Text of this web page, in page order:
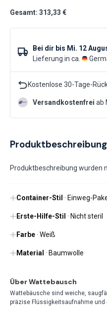
Gesamt: 313,33 €
Bei dir bis Mi. 12
Lieferung in ca.
Kostenlose 30-Tage-
Versandkostenfrei ab
Produktbeschreibung
Produktbeschreibung wurden
Container-Stil · Einweg-
Erste-Hilfe-Stil · Nicht steril
Farbe· Weiß
Material · Baumwolle
Über Wattebausch
Wattebäusche sind weiche,
präzise Flüssigkeitsaufnahme